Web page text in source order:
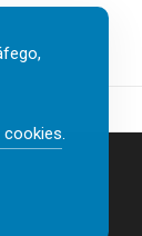
cookies.